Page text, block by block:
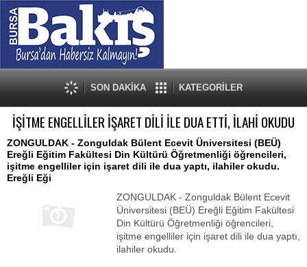
SON DAKİKA KATEGORİLER
İŞİTME ENGELLİLER İŞARET DİLİ İLE DUA ETTİ, İLAHİ OKUDU
ZONGULDAK - Zonguldak Bülent Ecevit Üniversitesi (BEÜ)
Ereğli Eğitim Fakültesi Din Kültürü Öğretmenliği öğrencileri,
işitme engelliler için işaret dili ile dua yaptı, ilahiler okudu.
Ereğli Eği
ZONGULDAK - Zonguldak Bülent Ecevit
Üniversitesi (BEÜ) Ereğli Eğitim Fakültesi
Din Kültürü Öğretmenliği öğrencileri,
işitme engelliler için işaret dili ile dua yaptı,
ilahiler okudu.